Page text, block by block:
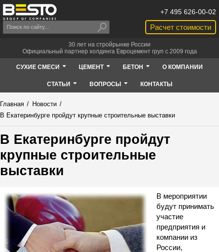
Расчет стоимости
+7 495 626-00-02
30 лет на стройрынке России
Официальный партнер холдинга Евроцемент груп с 2009 года
СУХИЕ СМЕСИ ЦЕМЕНТ БЕТОН О КОМПАНИИ
СТАТЬИ ВОПРОСЫ КОНТАКТЫ
Главная / Новости /
В Екатеринбурге пройдут крупные строительные выставки
В Екатеринбурге пройдут
крупные строительные
выставки
В мероприятии
будут принимать
участие
предприятия и
компании из
России,